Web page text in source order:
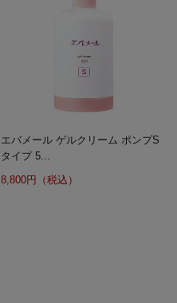
エバメール ゲルクリーム ポンプS
タイプ 5...
8,800円（税込）